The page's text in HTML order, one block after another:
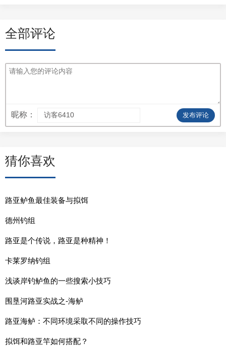
全部评论
昵称： 发布评论
猜你喜欢
路亚鲈鱼最佳装备与拟饵
德州钓组
路亚是个传说，路亚是种精神！
卡莱罗纳钓组
浅谈岸钓鲈鱼的一些搜索小技巧
围垦河路亚实战之-海鲈
路亚海鲈：不同环境采取不同的操作技巧
拟饵和路亚竿如何搭配？